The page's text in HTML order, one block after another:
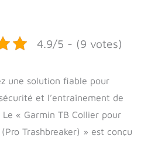
4.9/5 - (9 votes)
une solution fiable pour
et l’entraînement de
« Garmin TB Collier pour
Trashbreaker) » est conçu